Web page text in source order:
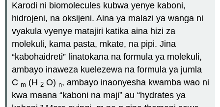
Karodi ni biomolecules kubwa yenye kaboni,
hidrojeni, na oksijeni. Aina ya malazi ya wanga ni
vyakula vyenye matajiri katika aina hizi za
molekuli, kama pasta, mkate, na pipi. Jina
“kabohaidreti” linatokana na formula ya molekuli,
ambayo inaweza kuelezewa na formula ya jumla
Cm (H 2 O)n, ambayo inaonyesha kwamba wao ni
kwa maana “kaboni na maji” au “hydrates ya